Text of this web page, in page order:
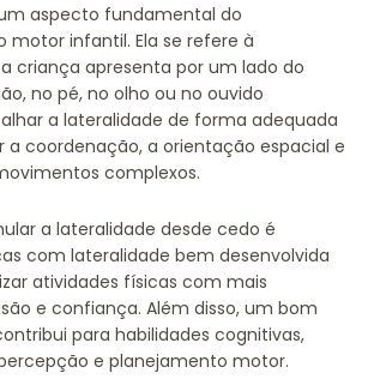
aspecto fundamental do
motor infantil. Ela se refere à
criança apresenta por um lado do
no pé, no olho ou no ouvido
a lateralidade de forma adequada
a coordenação, a orientação espacial e
complexos.
a lateralidade desde cedo é
com lateralidade bem desenvolvida
atividades físicas com mais
e confiança. Além disso, um bom
para habilidades cognitivas,
e planejamento motor.